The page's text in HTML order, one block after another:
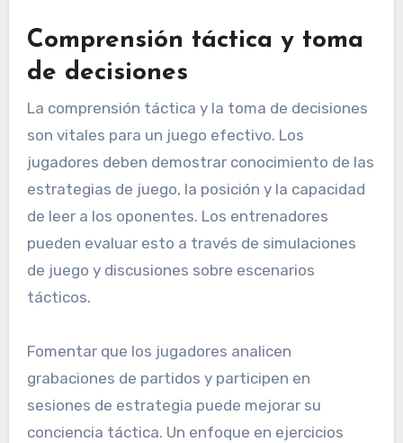
Comprensión táctica y toma
de decisiones
La comprensión táctica y la toma de decisiones
son vitales para un juego efectivo. Los
jugadores deben demostrar conocimiento de las
estrategias de juego, la posición y la capacidad
de leer a los oponentes. Los entrenadores
pueden evaluar esto a través de simulaciones
de juego y discusiones sobre escenarios
tácticos.
Fomentar que los jugadores analicen
grabaciones de partidos y participen en
sesiones de estrategia puede mejorar su
conciencia táctica. Un enfoque en ejercicios